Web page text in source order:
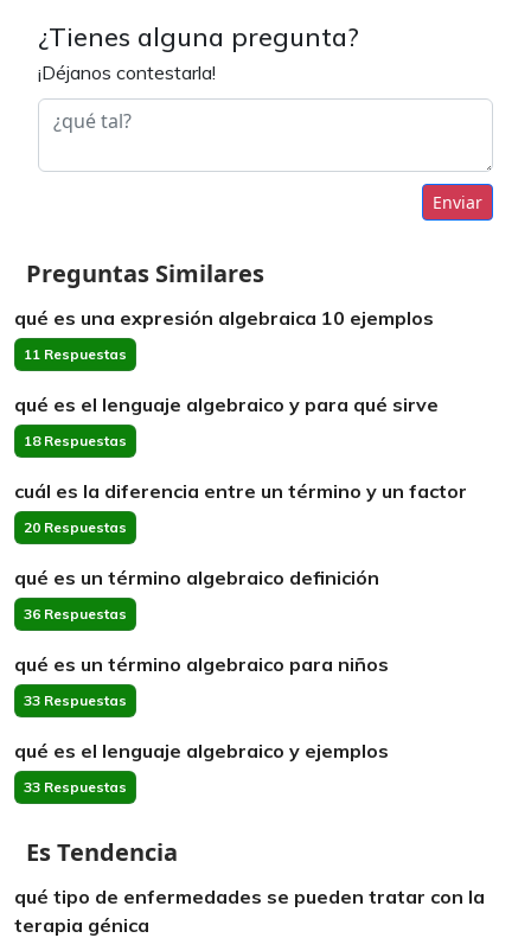
¿Tienes alguna pregunta?
¡Déjanos contestarla!
Enviar
Preguntas Similares
qué es una expresión algebraica 10 ejemplos
11 Respuestas
qué es el lenguaje algebraico y para qué sirve
18 Respuestas
cuál es la diferencia entre un término y un factor
20 Respuestas
qué es un término algebraico definición
36 Respuestas
qué es un término algebraico para niños
33 Respuestas
qué es el lenguaje algebraico y ejemplos
33 Respuestas
Es Tendencia
qué tipo de enfermedades se pueden tratar con la
terapia génica